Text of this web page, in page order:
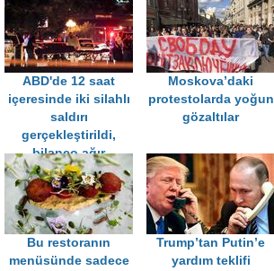
ABD'de 12 saat
içeresinde iki silahlı
saldırı
gerçekleştirildi,
bilanço ağır
Moskova’daki
protestolarda yoğun
gözaltılar
Bu restoranın
menüsünde sadece
Trump’tan Putin’e
yardım teklifi